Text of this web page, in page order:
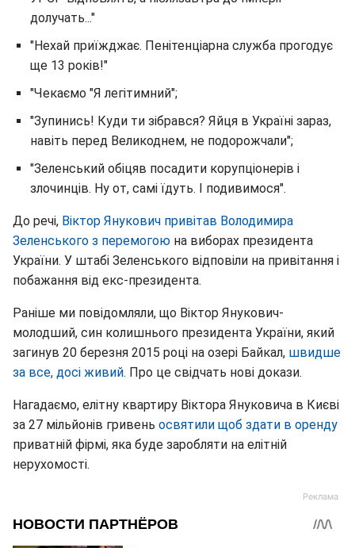
долучать..."
"Нехай приїжджає. Пенітенціарна служба прогодує
ще 13 років!"
"Чекаємо "Я легітимний";
"Зупинись! Куди ти зібрався? Яйця в Україні зараз,
навіть перед Великоднем, не подорожчали";
"Зеленський обіцяв посадити корупціонерів і
злочинців. Ну от, самі їдуть. І подивимося".
До речі, Віктор Янукович привітав Володимира
Зеленського з перемогою на виборах президента
України. У штабі Зеленського відповіли на привітання і
побажання від екс-президента.
Раніше ми повідомляли, що Віктор Янукович-
молодший, син колишнього президента України, який
загинув 20 березня 2015 році на озері Байкал, швидше
за все, досі живий. Про це свідчать нові докази.
Нагадаємо, елітну квартиру Віктора Януковича в Києві
за 27 мільйонів гривень освятили щоб здати в оренду
приватній фірмі, яка буде заробляти на елітній
нерухомості.